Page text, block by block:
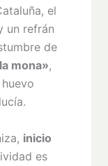
el
un refrán
de
mona»,
inicio
es